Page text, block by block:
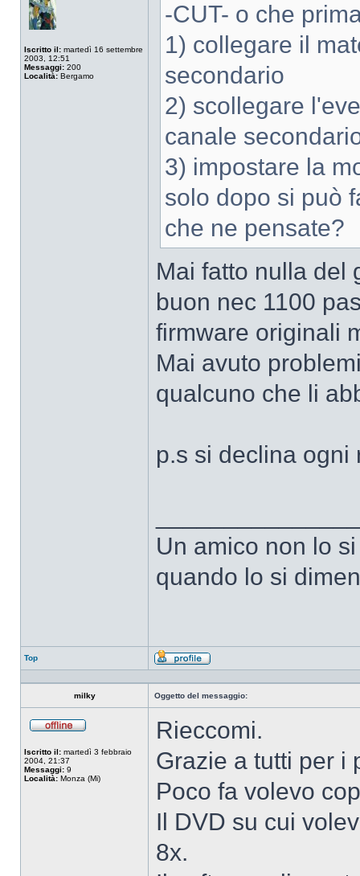
Iscritto il: martedì 16 settembre
2003, 12:51
Messaggi: 200
Località: Bergamo
-CUT- o che
1) collegare il
secondario
2) scollegare
canale
3) impostare la
solo dopo si può
che ne pensate?
Mai fatto nulla del
buon nec 1100
firmware originali
Mai avuto
qualcuno che li
p.s si declina
Un amico non lo
quando lo si
Top
Profilo
milky Oggetto del messaggio:
Iscritto il: martedì 3 febbraio
2004, 21:37
Messaggi: 9
Località: Monza (Mi)
Rieccomi.
Grazie a tutti per i
Poco fa volevo
Il DVD su cui
8x.